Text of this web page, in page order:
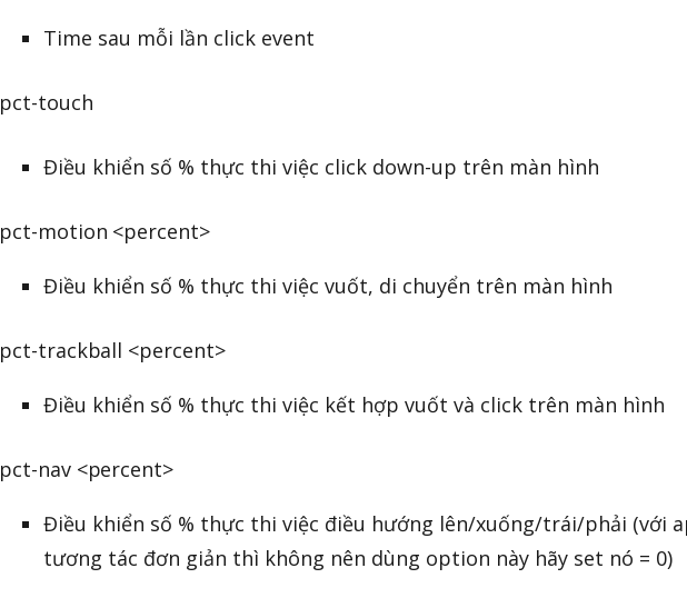
Time sau mỗi lần click event
pct-touch
Điều khiển số % thực thi việc click down-up trên màn hình
pct-motion <percent>
Điều khiển số % thực thi việc vuốt, di chuyển trên màn hình
pct-trackball <percent>
Điều khiển số % thực thi việc kết hợp vuốt và click trên màn hình
pct-nav <percent>
Điều khiển số % thực thi việc điều hướng lên/xuống/trái/phải (với
tương tác đơn giản thì không nên dùng option này hãy set nó = 0)